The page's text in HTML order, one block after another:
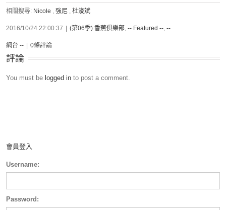
相關搜尋: Nicole , 強尼 , 杜浚斌
2016/10/24 22:00:37 (第06季) 香蕉俱樂部, -- Featured --, --
網台 -- 0條評論
評論
You must be logged in to post a comment.
會員登入
Username:
Password: